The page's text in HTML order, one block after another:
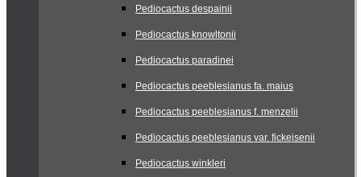
Pediocactus despainii
Pediocactus knowltonii
Pediocactus paradinei
Pediocactus peeblesianus fa. maius
Pediocactus peeblesianus f. menzelii
Pediocactus peeblesianus var. fickeisenii
Pediocactus winkleri